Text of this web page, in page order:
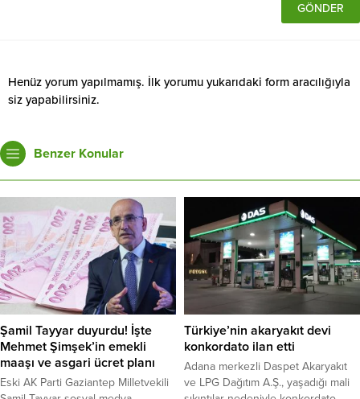
Henüz yorum yapılmamış. İlk yorumu yukarıdaki form aracılığıyla
siz yapabilirsiniz.
Benzer Konular
Şamil Tayyar duyurdu! İşte
Mehmet Şimşek’in emekli
maaşı ve asgari ücret planı
Eski AK Parti Gaziantep Milletvekili
Türkiye’nin akaryakıt devi
konkordato ilan etti
Adana merkezli Daspet Akaryakıt
ve LPG Dağıtım A.Ş., yaşadığı mali